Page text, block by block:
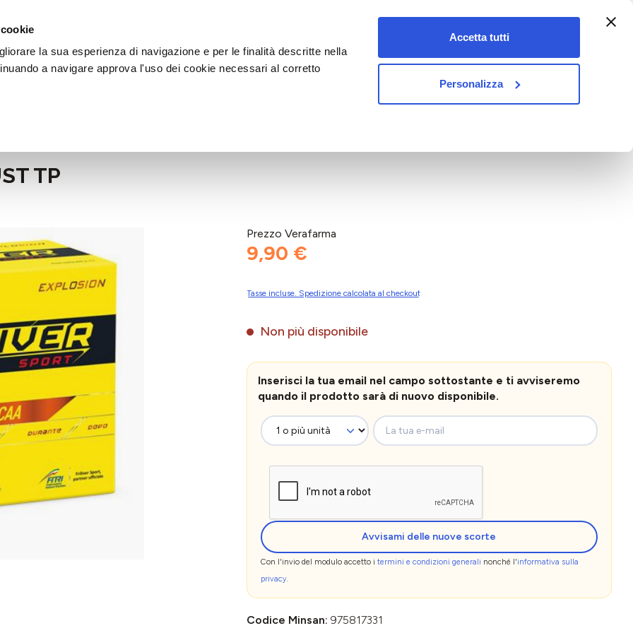
la sua esperienza di navigazione e per le finalità descritte nella
a navigare approva l'uso dei cookie necessari al corretto
Accetta tutti
Personalizza
vet&pet
TP
Prezzo Verafarma
9,90 €
Tasse incluse. Spedizione calcolata al checkout
Non più disponibile
Inserisci la tua email nel campo sottostante e ti avviseremo
quando il prodotto sarà di nuovo disponibile.
La tua e-mail
Avvisami delle nuove scorte
Con l'invio del modulo accetto i termini e condizioni generali nonché l'informativa sulla
privacy.
Codice Minsan: 975817331